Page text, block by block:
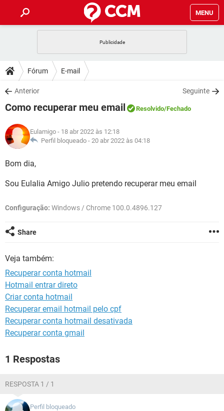
MENU
CELULAR
OUTLOOK
INSTAGRAM GMAIL
GUIA DE COMPRAS
DICAS
JOGOS
INSTAGRAM
GUIA DE COMPRAS
DOWNLOADS
JOGOS WHATSAPP
CELULAR
OUTLOOK EXCEL
INSTAGRAM
JOGOS
CELULAR
OUTLOOK
INSTAGRAM GMAIL
GLOSSÁRIO
JOGOS
INSTAGRAM GMAIL
GUIA DE COMPRAS
Fórum E-mail
Anterior Seguinte
Como recuperar meu email Resolvido/Fechado
Eulamigo - 18 abr 2022 às 12:18
Perfil bloqueado - 20 abr 2022 às 04:18
Bom dia,
Sou Eulalia Amigo Julio pretendo recuperar meu email
Configuração: Windows / Chrome 100.0.4896.127
Share
Veja também:
Recuperar conta hotmail
Hotmail entrar direto
Criar conta hotmail
Recuperar email hotmail pelo cpf
Recuperar conta hotmail desativada
Recuperar conta gmail
1 Respostas
RESPOSTA 1 / 1
Perfil bloqueado